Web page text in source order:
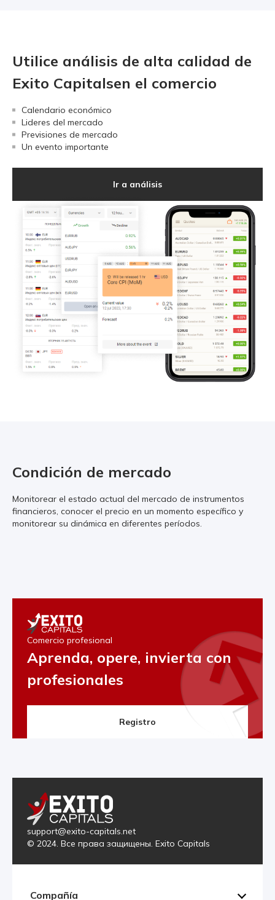
Utilice análisis de alta calidad de
Exito Capitalsen el comercio
Calendario económico
Lideres del mercado
Previsiones de mercado
Un evento importante
Ir a análisis
Condición de mercado
Monitorear el estado actual del mercado de instrumentos
financieros, conocer el precio en un momento específico y
monitorear su dinámica en diferentes períodos.
Comercio profesional
Aprenda, opere, invierta con
profesionales
Registro
support@exito-capitals.net
© 2024. Все права защищены. Exito Capitals
Compañía